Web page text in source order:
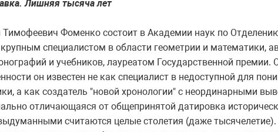
Лишняя тысяча лет
Тимофеевич Фоменко состоит в Академии наук по
специалистом в области геометрии и математики,
и учебников, лауреатом Государственной
он известен не как специалист в недоступной для
а как создатель "новой хронологии" с неординарными
отличающаяся от общепринятой датировка
считаются целые столетия (даже